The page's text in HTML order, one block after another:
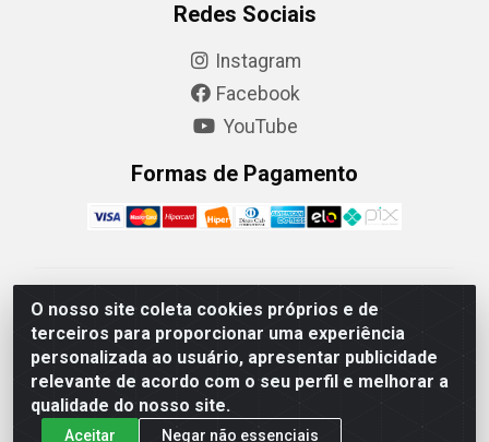
O nosso site coleta cookies próprios e de
terceiros para proporcionar uma experiência
personalizada ao usuário, apresentar publicidade
relevante de acordo com o seu perfil e melhorar a
qualidade do nosso site.
Aceitar Negar não essenciais
Redes Sociais
Instagram
Facebook
YouTube
Formas de Pagamento
Camaquã Distribuidora Ltda - Avenida Conego Luiz W
Hanquet, 1001 - Parque Residencial do Arroio Duro,
Camaquã/RS - CEP 96.789-102 - CNPJ
07.061.124/0001-26